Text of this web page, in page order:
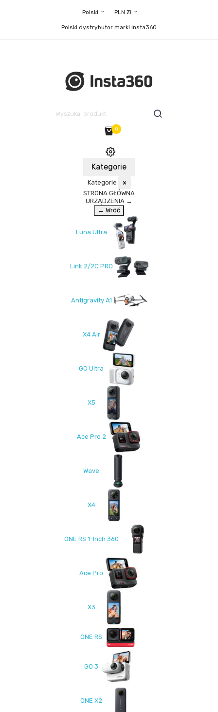
Polski PLN Zł
Polski dystrybutor marki Insta360
0
Kategorie
Kategorie ×
STRONA GŁÓWNA
URZĄDZENIA →
← Wróć
Luna Ultra
Link 2/2C PRO
Antigravity A1
X4 Air
GO Ultra
X5
Ace Pro 2
Wave
X4
ONE RS 1-Inch 360
Ace Pro
X3
ONE RS
GO 3
ONE X2